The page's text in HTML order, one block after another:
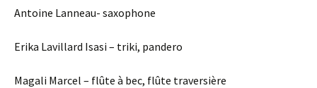
Antoine Lanneau- saxophone
Erika Lavillard Isasi – triki, pandero
Magali Marcel – flûte à bec, flûte traversière